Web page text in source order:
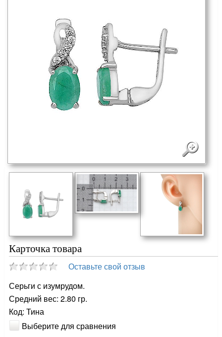
Карточка товара
Оставьте свой отзыв
Серьги с изумрудом.
Средний вес: 2.80 гр.
Код: Тина
Выберите для сравнения